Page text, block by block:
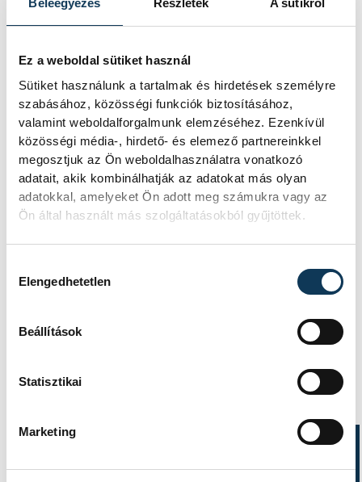
Beleegyezés Részletek A sütikről
Ez a weboldal sütiket használ
Sütiket használunk a tartalmak és hirdetések személyre
szabásához, közösségi funkciók biztosításához,
valamint weboldalforgalmunk elemzéséhez. Ezenkívül
közösségi média-, hirdető- és elemező partnereinkkel
megosztjuk az Ön weboldalhasználatra vonatkozó
adatait, akik kombinálhatják az adatokat más olyan
adatokkal, amelyeket Ön adott meg számukra vagy az
Ön által használt más szolgáltatásokból gyűjtöttek.
Elengedhetetlen
Beállítások
Statisztikai
Marketing
KÖZÉRDEKŰ